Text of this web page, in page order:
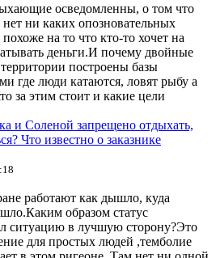
осведомленны, о том что
нет ни каких опозновательных
на то что кто-то хочет на
деньги.И почему двойные
построены базы
где люди катаются, ловят рыбу а
за этим стоит и какие цели
и Соленой запрещено отдыхать,
Что известно о заказнике
работают как дышло, куда
образом статус
ситуацию в лучшую сторону?Это
для простых людей ,темболие